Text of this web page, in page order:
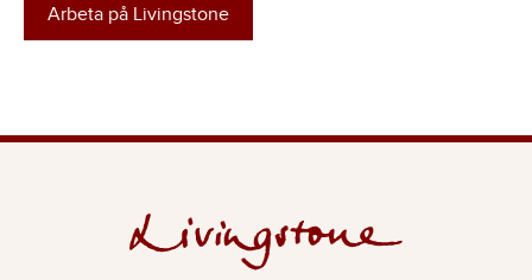
Arbeta på Livingstone